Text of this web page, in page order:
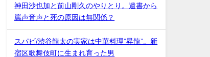
神田沙也加と前山剛久のやりとり。遺書から
罵声音声と死の原因は無関係？
スパビ/渋谷龍太の実家は中華料理”昇龍”。新
宿区歌舞伎町に生まれ育った男